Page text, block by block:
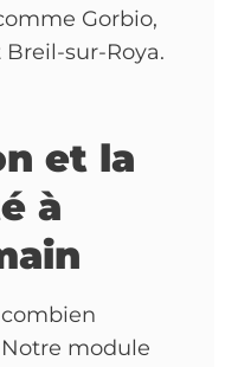
Gorbio,
sur-Roya.
et la
à
module